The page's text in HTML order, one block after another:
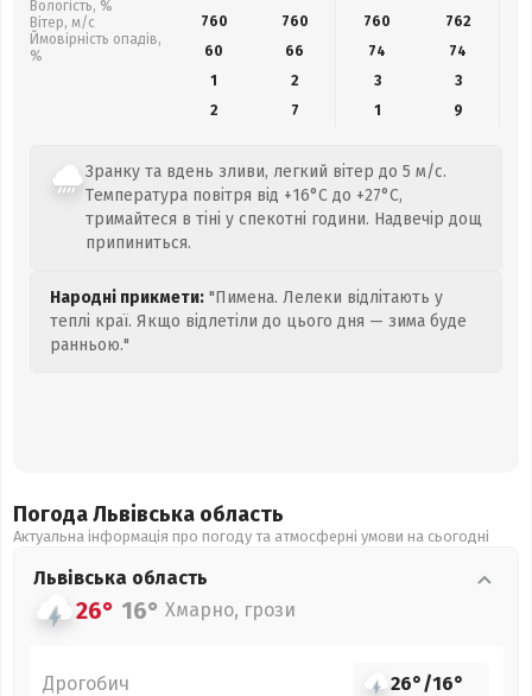
Вологість, %
Вітер, м/с
Ймовірність опадів,
%
760
760 760 762
60
66 74
74
1
2 3
3
2
7 1 9
Зранку та вдень зливи, легкий вітер до 5 м/с.
Температура повітря від +16°C до +27°C,
тримайтеся в тіні у спекотні години. Надвечір дощ
припиниться.
Народні прикмети: "Пимена. Лелеки відлітають у
теплі краї. Якщо відлетіли до цього дня — зима буде
ранньою."
Погода Львівська область
Актуальна інформація про погоду та атмосферні умови на сьогодні
Львівська область
26° 16° Хмарно, грози
Дрогобич 26°/16°